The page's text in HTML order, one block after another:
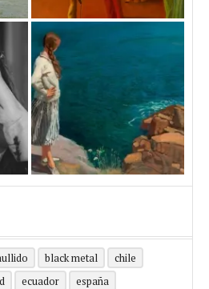
black metal
chile
ecuador
españa